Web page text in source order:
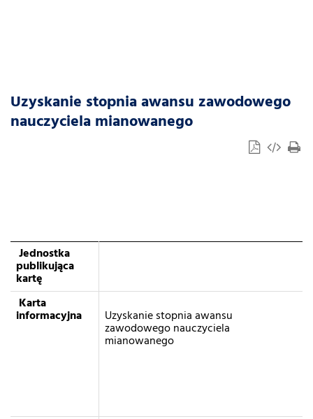
Uzyskanie stopnia awansu zawodowego
nauczyciela mianowanego
Jednostka
publikująca
kartę
Karta
informacyjna Uzyskanie stopnia awansu
zawodowego nauczyciela
mianowanego